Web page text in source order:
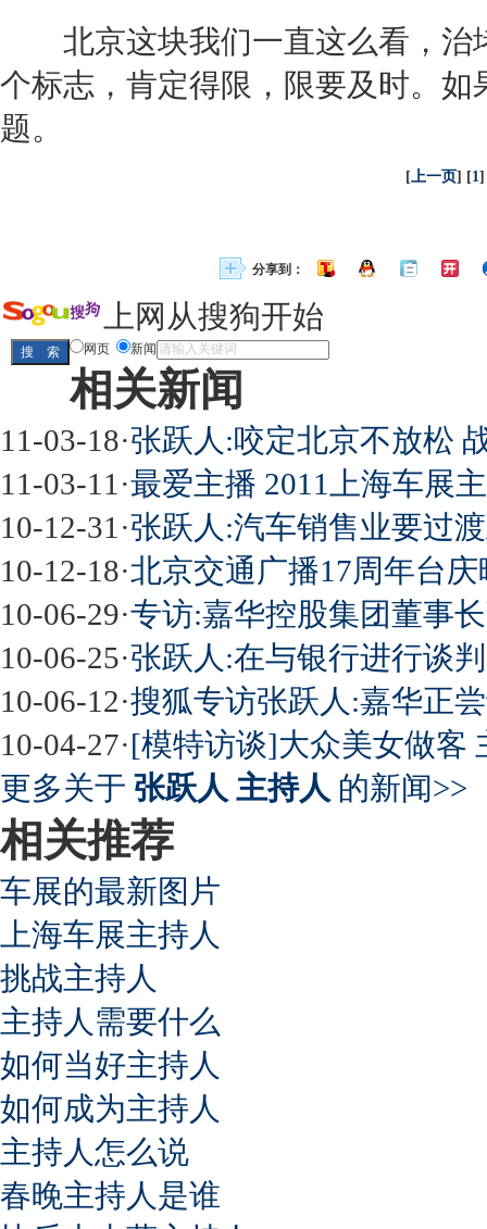
北京这块我们一直这么看，治
个标志，肯定得限，限要及时。
题。
[上一页] [1]
分享到：
上网从搜狗开始
网页 新闻
相关新闻
11-03-18·张跃人:咬定北京不放松
11-03-11 ·最爱主播 2011上海车展
10-12-31 ·张跃人:汽车销售业要过
10-12-18·北京交通广播17周年台
10-06-29·专访:嘉华控股集团董事
10-06-25·张跃人:在与银行进行谈
10-06-12·搜狐专访张跃人:嘉华正
10-04-27·[模特访谈]大众美女做客
更多关于 张跃人 主持人 的新闻>>
相关推荐
车展的最新图片
上海车展主持人
挑战主持人
主持人需要什么
如何当好主持人
如何成为主持人
主持人怎么说
春晚主持人是谁